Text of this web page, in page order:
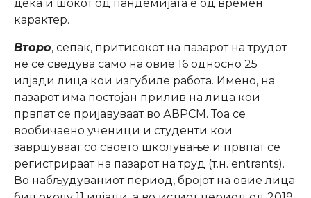
дека и шокот од пандемијата е од времен
карактер.
Второ, сепак, притисокот на пазарот на трудот
не се сведува само на овие 16 односно 25
илјади лица кои изгубиле работа. Имено, на
пазарот има постојан прилив на лица кои
првпат се пријавуваат во АВРСМ. Тоа се
вообичаено ученици и студенти кои
завршуваат со своето школување и првпат се
регистрираат на пазарот на труд (т.н. entrants).
Во набљудуваниот период, бројот на овие лица